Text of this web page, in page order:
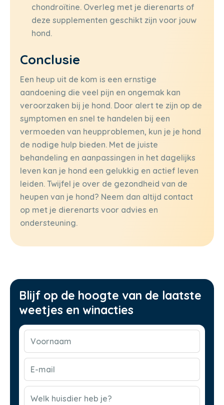
chondroïtine. Overleg met je dierenarts of
deze supplementen geschikt zijn voor jouw
hond.
Conclusie
Een heup uit de kom is een ernstige
aandoening die veel pijn en ongemak kan
veroorzaken bij je hond. Door alert te zijn op de
symptomen en snel te handelen bij een
vermoeden van heupproblemen, kun je je hond
de nodige hulp bieden. Met de juiste
behandeling en aanpassingen in het dagelijks
leven kan je hond een gelukkig en actief leven
leiden. Twijfel je over de gezondheid van de
heupen van je hond? Neem dan altijd contact
op met je dierenarts voor advies en
ondersteuning.
Blijf op de hoogte van de laatste
weetjes en winacties
Voornaam
(Vereist)
E-
mail
(Vereist)
CAPTCHA
Welk huisdier heb je?